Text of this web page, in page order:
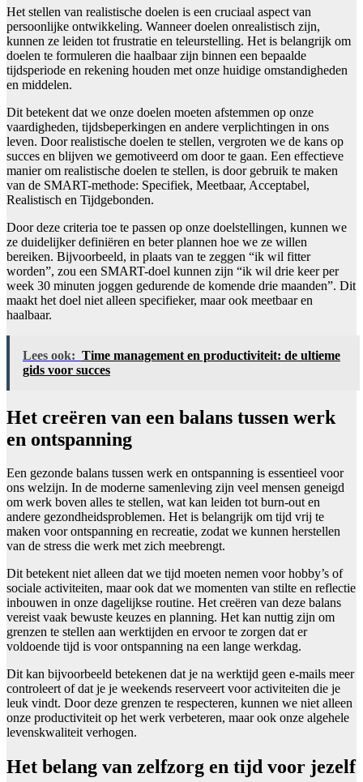
Het stellen van realistische doelen is een cruciaal aspect van
persoonlijke ontwikkeling. Wanneer doelen onrealistisch zijn,
kunnen ze leiden tot frustratie en teleurstelling. Het is belangrijk om
doelen te formuleren die haalbaar zijn binnen een bepaalde
tijdsperiode en rekening houden met onze huidige omstandigheden
en middelen.
Dit betekent dat we onze doelen moeten afstemmen op onze
vaardigheden, tijdsbeperkingen en andere verplichtingen in ons
leven. Door realistische doelen te stellen, vergroten we de kans op
succes en blijven we gemotiveerd om door te gaan. Een effectieve
manier om realistische doelen te stellen, is door gebruik te maken
van de SMART-methode: Specifiek, Meetbaar, Acceptabel,
Realistisch en Tijdgebonden.
Door deze criteria toe te passen op onze doelstellingen, kunnen we
ze duidelijker definiëren en beter plannen hoe we ze willen
bereiken. Bijvoorbeeld, in plaats van te zeggen “ik wil fitter
worden”, zou een SMART-doel kunnen zijn “ik wil drie keer per
week 30 minuten joggen gedurende de komende drie maanden”. Dit
maakt het doel niet alleen specifieker, maar ook meetbaar en
haalbaar.
Lees ook: Time management en productiviteit: de ultieme
gids voor succes
Het creëren van een balans tussen werk
en ontspanning
Een gezonde balans tussen werk en ontspanning is essentieel voor
ons welzijn. In de moderne samenleving zijn veel mensen geneigd
om werk boven alles te stellen, wat kan leiden tot burn-out en
andere gezondheidsproblemen. Het is belangrijk om tijd vrij te
maken voor ontspanning en recreatie, zodat we kunnen herstellen
van de stress die werk met zich meebrengt.
Dit betekent niet alleen dat we tijd moeten nemen voor hobby’s of
sociale activiteiten, maar ook dat we momenten van stilte en reflectie
inbouwen in onze dagelijkse routine. Het creëren van deze balans
vereist vaak bewuste keuzes en planning. Het kan nuttig zijn om
grenzen te stellen aan werktijden en ervoor te zorgen dat er
voldoende tijd is voor ontspanning na een lange werkdag.
Dit kan bijvoorbeeld betekenen dat je na werktijd geen e-mails meer
controleert of dat je je weekends reserveert voor activiteiten die je
leuk vindt. Door deze grenzen te respecteren, kunnen we niet alleen
onze productiviteit op het werk verbeteren, maar ook onze algehele
levenskwaliteit verhogen.
Het belang van zelfzorg en tijd voor jezelf